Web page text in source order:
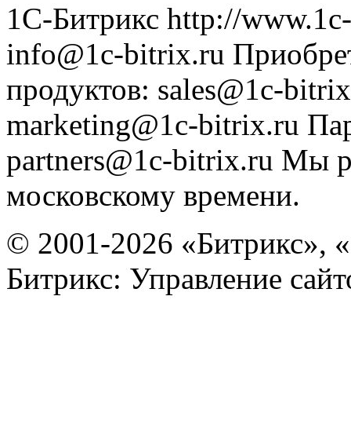
1С-Битрикс http://
info@1c-bitrix.ru
продуктов: sales@1c-
marketing@1c-bitrix.ru
partners@1c-bitrix.ru Мы
московскому времени.
© 2001-2026 «Битрикс»,
Битрикс: Управление